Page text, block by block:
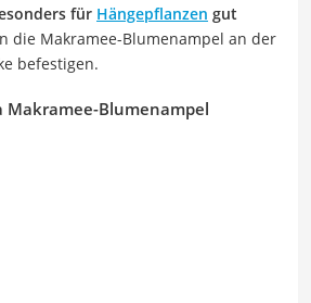
für Hängepflanzen gut
die Makramee-Blumenampel an der
befestigen.
Makramee-Blumenampel